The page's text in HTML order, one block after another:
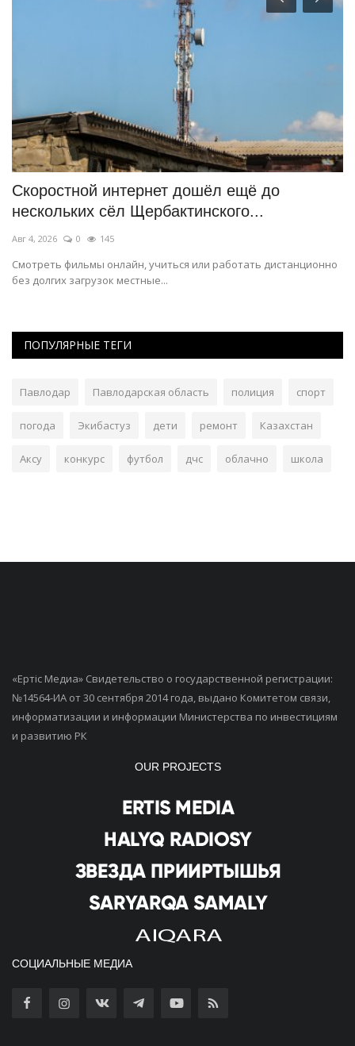
Скоростной интернет дошёл ещё до
нескольких сёл Щербактинского...
Авг 4, 2026 0 145
Смотреть фильмы онлайн, учиться или работать дистанционно
без долгих загрузок местные...
ПОПУЛЯРНЫЕ ТЕГИ
Павлодар Павлодарская область полиция спорт
погода Экибастуз дети ремонт Казахстан
Аксу конкурс футбол дчс облачно школа
«Ертiс Медиа» Свидетельство о государственной регистрации:
№14564-ИА от 30 сентября 2014 года, выдано Комитетом связи,
информатизации и информации Министерства по инвестициям
и развитию РК
OUR PROJECTS
СОЦИАЛЬНЫЕ МЕДИА